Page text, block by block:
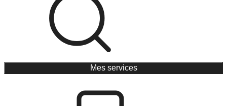
Mes services